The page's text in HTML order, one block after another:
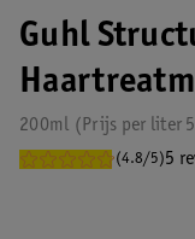
Guhl
200ml Prijs per liter
(4.8/5)5